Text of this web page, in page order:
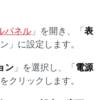
パネル 」を開き、「 表
」に設定します。
ン 」を選択し、「 電源
をクリックします。